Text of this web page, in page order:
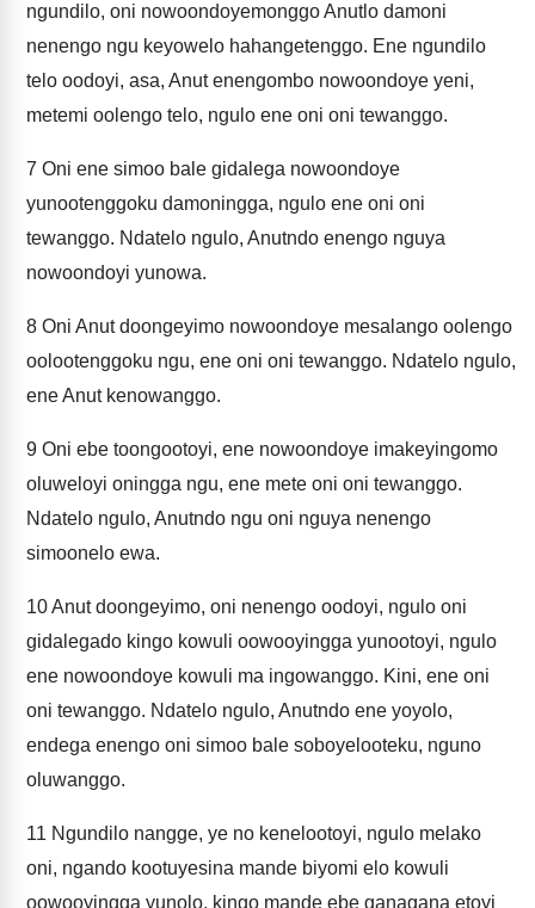
ngundilo, oni nowoondoyemonggo Anutlo damoni
nenengo ngu keyowelo hahangetenggo. Ene ngundilo
telo oodoyi, asa, Anut enengombo nowoondoye yeni,
metemi oolengo telo, ngulo ene oni oni tewanggo.
7 Oni ene simoo bale gidalega nowoondoye
yunootenggoku damoningga, ngulo ene oni oni
tewanggo. Ndatelo ngulo, Anutndo enengo nguya
nowoondoyi yunowa.
8 Oni Anut doongeyimo nowoondoye mesalango oolengo
oolootenggoku ngu, ene oni oni tewanggo. Ndatelo ngulo,
ene Anut kenowanggo.
9 Oni ebe toongootoyi, ene nowoondoye imakeyingomo
oluweloyi oningga ngu, ene mete oni oni tewanggo.
Ndatelo ngulo, Anutndo ngu oni nguya nenengo
simoonelo ewa.
10Anut doongeyimo, oni nenengo oodoyi, ngulo oni
gidalegado kingo kowuli oowooyingga yunootoyi, ngulo
ene nowoondoye kowuli ma ingowanggo. Kini, ene oni
oni tewanggo. Ndatelo ngulo, Anutndo ene yoyolo,
endega enengo oni simoo bale soboyelooteku, nguno
oluwanggo.
11 Ngundilo nangge, ye no kenelootoyi, ngulo melako
oni, ngando kootuyesina mande biyomi elo kowuli
oowooyingga yunolo, kingo mande ebe ganagana etoyi